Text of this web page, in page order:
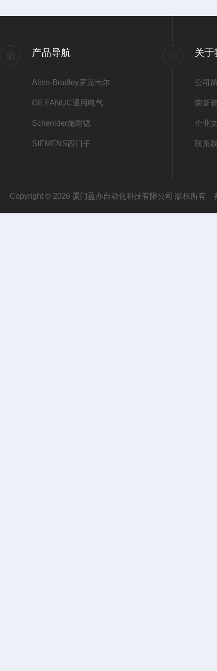
产品导航
Allen-Bradley罗克韦尔
GE FANUC通用电气
Schenider施耐德
SIEMENS西门子
关于
公司
荣誉
企业
联系
Copyright © 2026 厦门盈亦自动化科技有限公司 版权所有